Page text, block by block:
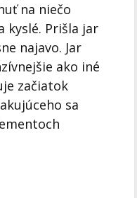
na niečo
kyslé. Prišla jar
najavo. Jar
ako iné
začiatok
sa